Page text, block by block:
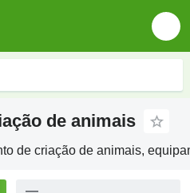
de animais
de criação de animais,